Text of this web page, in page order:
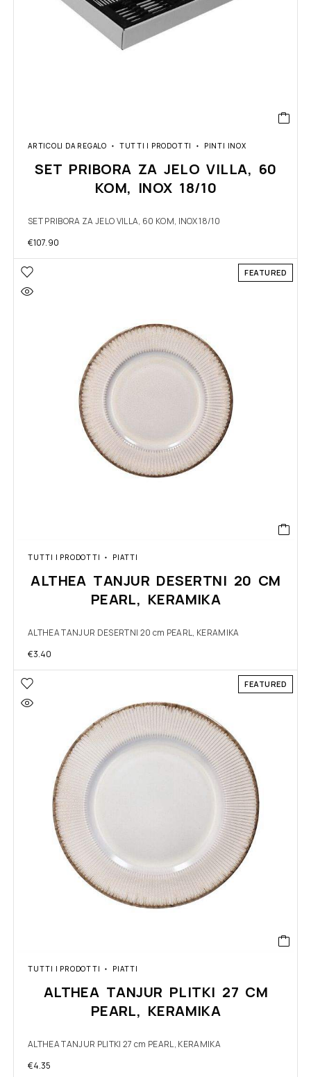
ARTICOLI DA REGALO TUTTI I PRODOTTI PINTI INOX
SET PRIBORA ZA JELO VILLA, 60
KOM, INOX 18/10
SET PRIBORA ZA JELO VILLA, 60 KOM, INOX 18/10
€107.90
FEATURED
TUTTI I PRODOTTI PIATTI
ALTHEA TANJUR DESERTNI 20 CM
PEARL, KERAMIKA
ALTHEA TANJUR DESERTNI 20 cm PEARL, KERAMIKA
€3.40
FEATURED
TUTTI I PRODOTTI PIATTI
ALTHEA TANJUR PLITKI 27 CM
PEARL, KERAMIKA
ALTHEA TANJUR PLITKI 27 cm PEARL, KERAMIKA
€4.35